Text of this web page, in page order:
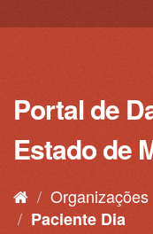
para
Portal de
Estado de
Organizações
Paciente Dia